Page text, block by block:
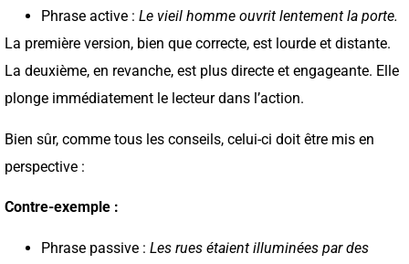
Phrase active : Le vieil homme ouvrit lentement la porte.
La première version, bien que correcte, est lourde et distante.
La deuxième, en revanche, est plus directe et engageante. Elle
plonge immédiatement le lecteur dans l’action.
Bien sûr, comme tous les conseils, celui-ci doit être mis en
perspective :
Contre-exemple :
Phrase passive : Les rues étaient illuminées par des